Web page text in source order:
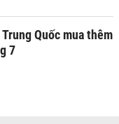
Quốc mua thêm
7